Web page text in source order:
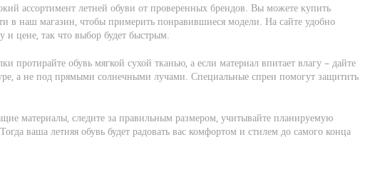
ассортимент летней обуви от проверенных брендов. Вы можете купить
в наш магазин, чтобы примерить понравившиеся модели. На сайте удобно
и цене, так что выбор будет быстрым.
протирайте обувь мягкой сухой тканью, а если материал впитает влагу – дайте
а не под прямыми солнечными лучами. Специальные спреи помогут защитить
материалы, следите за правильным размером, учитывайте планируемую
ваша летняя обувь будет радовать вас комфортом и стилем до самого конца